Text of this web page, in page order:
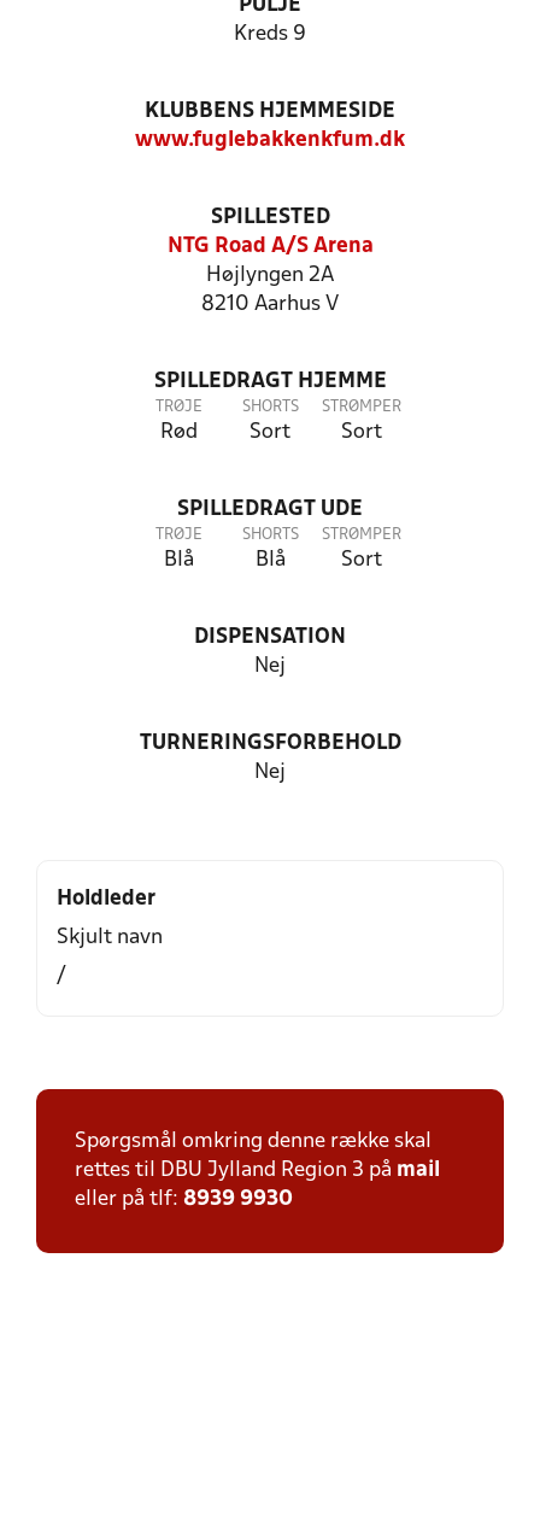
PULJE
Kreds 9
KLUBBENS HJEMMESIDE
www.fuglebakkenkfum.dk
SPILLESTED
NTG Road A/S Arena
Højlyngen 2A
8210 Aarhus V
SPILLEDRAGT HJEMME
TRØJE
Rød
SHORTS
Sort
STRØMPER
Sort
SPILLEDRAGT UDE
TRØJE
Blå
SHORTS
Blå
STRØMPER
Sort
DISPENSATION
Nej
TURNERINGSFORBEHOLD
Nej
Holdleder
Skjult navn
/
Spørgsmål omkring denne række skal
rettes til DBU Jylland Region 3 på mail
eller på tlf: 8939 9930